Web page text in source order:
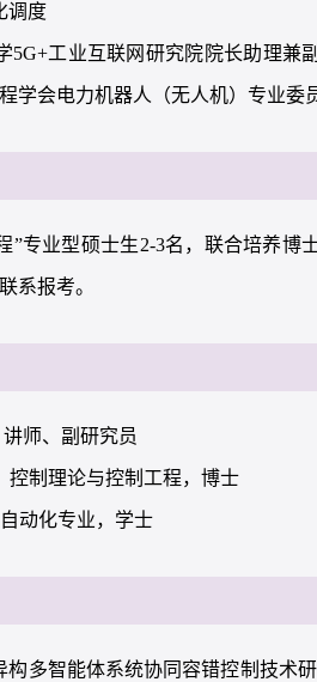
调度
工业互联网研究院院长助理兼
学会电力机器人（无人机）专业委
”专业型硕士生2-3名，联合培养博
系报考。
师、副研究员
控制理论与控制工程，博士
动化专业，学士
多智能体系统协同容错控制技术研